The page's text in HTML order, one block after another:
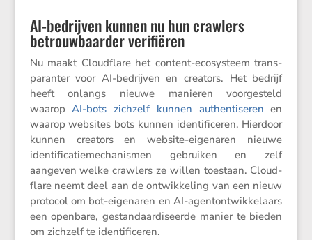
AI-bedrijven kunnen nu hun crawlers
betrouwbaarder verifiëren
Nu maakt Cloud­flare het content-ecosys­teem trans­
pa­ranter voor AI-bedrijven en creators. Het bedrijf
heeft onlangs nieuwe manieren voorge­steld
waaropAI-bots zichzelf kunnen authen­ti­seren en
waarop websites bots kunnen identi­fi­ceren. Hierdoor
kunnen creators en website-eigenaren nieuwe
identi­fi­ca­tie­me­cha­nismen gebruiken en zelf
aangeven welke crawlers ze willen toestaan. Cloud­
flare neemt deel aan de ontwik­ke­ling van een nieuw
protocol om bot-eigenaren en AI-agent­ont­wik­ke­laars
een openbare, gestan­daar­di­seerde manier te bieden
om zichzelf te identificeren.